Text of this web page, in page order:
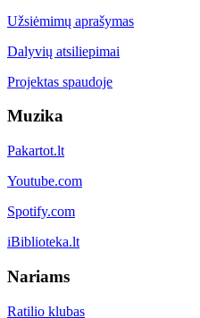
Užsiėmimų aprašymas
Dalyvių atsiliepimai
Projektas spaudoje
Muzika
Pakartot.lt
Youtube.com
Spotify.com
iBiblioteka.lt
Nariams
Ratilio klubas